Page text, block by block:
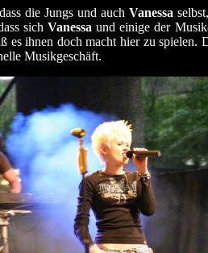
die Jungs und auchVanessa
sich Vanessa und einige der
es ihnen doch macht hier zu spielen.
Musikgeschäft.